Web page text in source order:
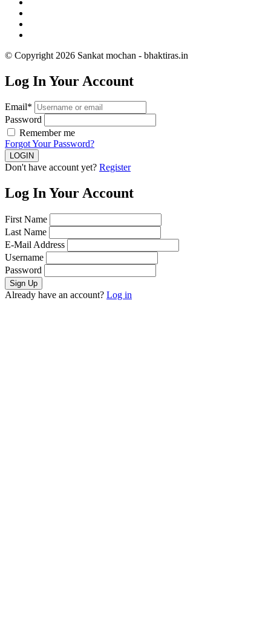
© Copyright 2026 Sankat mochan - bhaktiras.in
Log In Your Account
Email*
Password
Remember me
Forgot Your Password?
Don't have account yet? Register
Log In Your Account
First Name
Last Name
E-Mail Address
Username
Password
Already have an account? Log in